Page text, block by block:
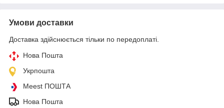
Умови доставки
Доставка здійснюється тільки по передоплаті.
Нова Пошта
Укрпошта
Meest ПОШТА
Нова Пошта